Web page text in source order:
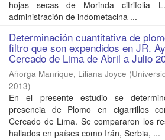
hojas secas de Morinda citrifolia
administración de indometacina ...
Determinación cuantitativa de
filtro que son expendidos en JR.
Cercado de Lima de Abril a Julio
Añorga Manrique, Liliana Joyce (
2013)
En el presente estudio se
presencia de Plomo en cigarrillos
Cercado de Lima. Se compararon los
hallados en países como Irán, Serbia, ...